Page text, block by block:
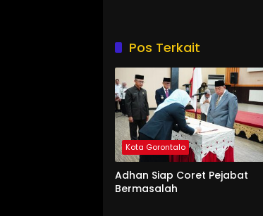
Pos Terkait
Kota Gorontalo
Adhan Siap Coret Pejabat
Bermasalah